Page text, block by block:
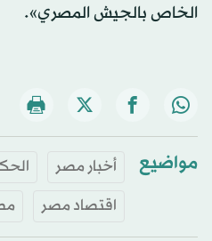
الخاص بالجيش المصري».
مواضيع أخبار مصر
اقتصاد مصر